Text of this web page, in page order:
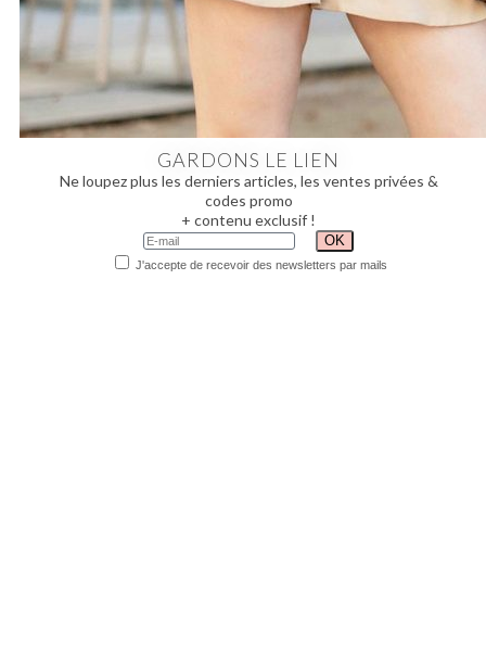
GARDONS LE LIEN
Ne loupez plus les derniers articles, les ventes privées &
codes promo
+ contenu exclusif !
J'accepte de recevoir des newsletters par mails